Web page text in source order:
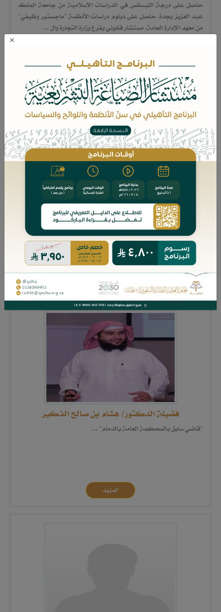
حاصل على درجة الليسانس في الدراسات الإسلامية من جامعة الملك
عبد العزيز بجدة. حاصل على دبلوم دراسات الأنظمة "ماجستير وظيفي"
من معهد الإدارة العامة. مستشار قانوني بفرع وزارة التجارة وال ...
المزيد
سعادة الأستاذة/ نوف بنت عبدالله الشويعر
مستشارة قانونية لدى شركة عمق التشييد للمقاولات. مؤسس مكتب
ديوان الاستشارات للمحاماة. مستشارة قانونية غير متفرغة لدى العديد
من الجهات الخاصة. مدربة في المجال القانوني لدى العديد من الجهات
الحك ...
فضيلة الدكتور/ هشام بن صالح الذكير
"قاضي سابق بالمحكمة العامة بالدمام" ...
المزيد
×